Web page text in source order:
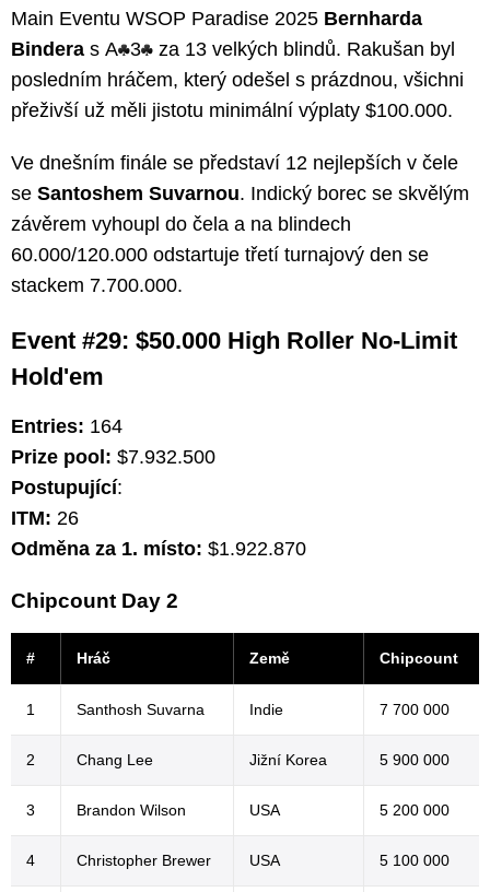
Main Eventu WSOP Paradise 2025 Bernharda
Bindera s A 3
za 13 velkých blindů. Rakušan byl
posledním hráčem, který odešel s prázdnou, všichni
přeživší už měli jistotu minimální výplaty $100.000.
Ve dnešním finále se představí 12 nejlepších v čele
se Santoshem Suvarnou. Indický borec se skvělým
závěrem vyhoupl do čela a na blindech
60.000/120.000 odstartuje třetí turnajový den se
stackem 7.700.000.
Event #29: $50.000 High Roller No-Limit
Hold'em
Entries: 164
Prize pool: $7.932.500
Postupující:
ITM: 26
Odměna za 1. místo: $1.922.870
Chipcount Day 2
# Hráč Země Chipcount
1 Santhosh Suvarna Indie 7 700 000
2 Chang Lee Jižní Korea 5 900 000
3 Brandon Wilson USA 5 200 000
4 Christopher Brewer USA 5 100 000